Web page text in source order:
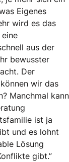
Eigenes
wird es das
aus der
bewusster
Der
wir das
Manchmal kann
ist ja
und es lohnt
Lösung
gibt.”